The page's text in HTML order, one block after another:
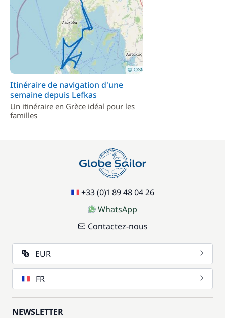
Itinéraire de navigation d'une
semaine depuis Lefkas
Un itinéraire en Grèce idéal pour les
familles
+33 (0)1 89 48 04 26
WhatsApp
Contactez-nous
EUR
FR
NEWSLETTER